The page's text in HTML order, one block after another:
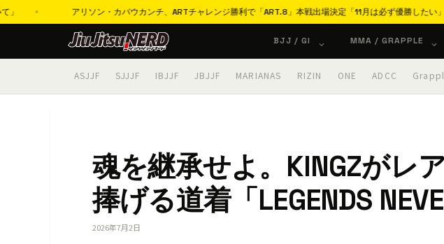
アリソン・カバウカンチ、ARTチャレンジ勝利で「ART.8」本戦出場決定「11月は必ず優勝したい」
BJJ / GI MMA / GRAPPLE
ASJJF SJJJF IBJJF JBJJF MARIANAS RIZIN ONE ADCC
魂を継承せよ。KINGZがレ
捧げる道着「LEGENDS
2026年7月2日